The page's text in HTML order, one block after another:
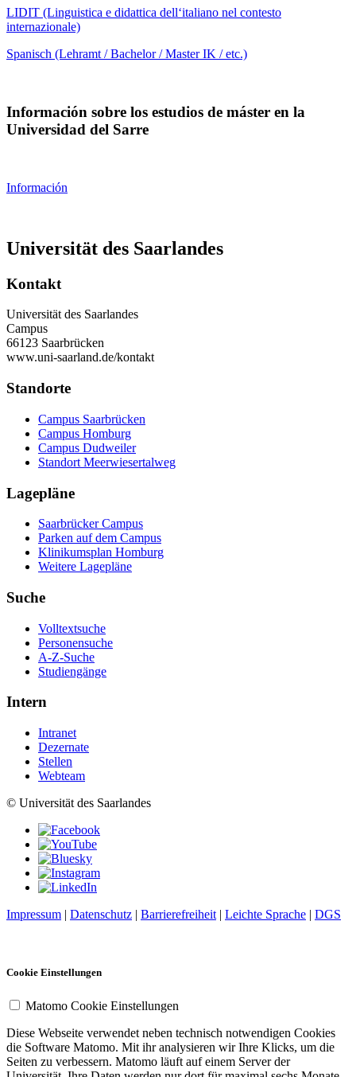
LIDIT (Linguistica e didattica dell‘italiano nel contesto
internazionale)
Spanisch (Lehramt / Bachelor / Master IK / etc.)
Información sobre los estudios de máster en la
Universidad del Sarre
Información
Universität des Saarlandes
Kontakt
Universität des Saarlandes
Campus
66123 Saarbrücken
www.uni-saarland.de/kontakt
Standorte
Campus Saarbrücken
Campus Homburg
Campus Dudweiler
Standort Meerwiesertalweg
Lagepläne
Saarbrücker Campus
Parken auf dem Campus
Klinikumsplan Homburg
Weitere Lagepläne
Suche
Volltextsuche
Personensuche
A-Z-Suche
Studiengänge
Intern
Intranet
Dezernate
Stellen
Webteam
© Universität des Saarlandes
Impressum | Datenschutz | Barrierefreiheit | Leichte Sprache | DGS
Cookie Einstellungen
Matomo Cookie Einstellungen
Diese Webseite verwendet neben technisch notwendigen Cookies
die Software Matomo. Mit ihr analysieren wir Ihre Klicks, um die
Seiten zu verbessern. Matomo läuft auf einem Server der